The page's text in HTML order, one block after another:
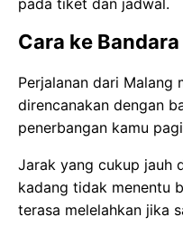
Cara ke
Perjalanan dari Malang
direncanakan dengan
penerbangan kamu
Jarak yang cukup jauh
kadang tidak menentu
terasa melelahkan jika